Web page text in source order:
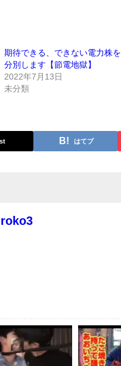
期待できる、できない電力株を
分別します【節電地獄】
2022年7月13日
未分類
はてブ